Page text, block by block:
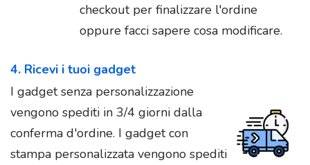
checkout per finalizzare l'ordine
oppure facci sapere cosa modificare.
4. Ricevi i tuoi gadget
I gadget senza personalizzazione
vengono spediti in 3/4 giorni dalla
conferma d'ordine. I gadget con
stampa personalizzata vengono spediti